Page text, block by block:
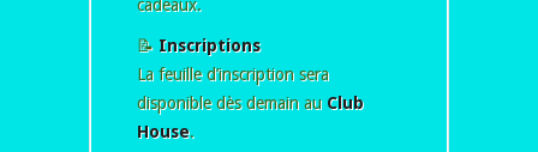
cadeaux.
📝 Inscriptions
La feuille d’inscription sera
disponible dès demain au Club
House.